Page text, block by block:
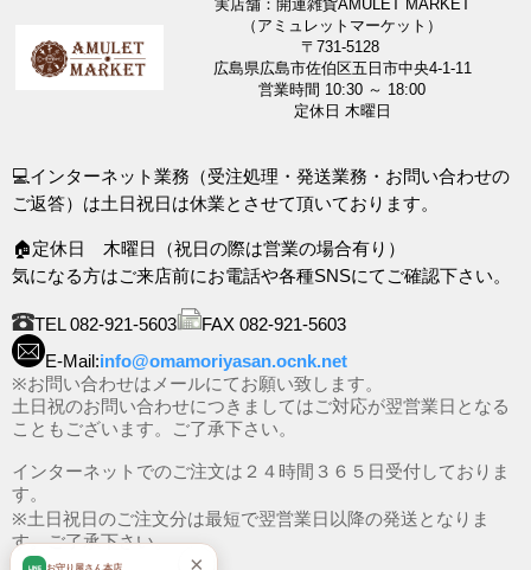
実店舗：開運雑貨AMULET MARKET
（アミュレットマーケット）
〒731-5128
広島県広島市佐伯区五日市中央4-1-11
営業時間 10:30 ～ 18:00
定休日 木曜日
💻インターネット業務（受注処理・発送業務・お問い合わせの
ご返答）は土日祝日は休業とさせて頂いております。
🏠定休日 木曜日（祝日の際は営業の場合有り）
気になる方はご来店前にお電話や各種SNSにてご確認下さい。
TEL 082-921-5603
FAX 082-921-5603
E-Mail:info@omamoriyasan.ocnk.net
※お問い合わせはメールにてお願い致します。
土日祝のお問い合わせにつきましてはご対応が翌営業日となる
こともございます。ご了承下さい。
インターネットでのご注文は２４時間３６５日受付しておりま
す。
※土日祝日のご注文分は最短で翌営業日以降の発送となりま
す。ご了承下さい。
×
LINE お守り屋さん本店